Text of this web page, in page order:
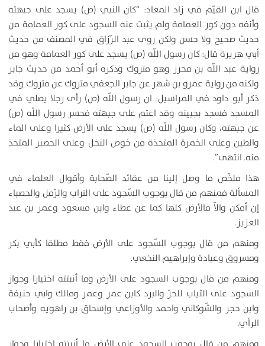
قال ابن القيّم في زاد المعاد: “كان النبي (ص) يسجد على جبهته
وأنفه دون كور العمامة ولم يثبت عنه السجود على كور العمامة من
حديث صحيح ولا حسن ولكن روى عبد الرّزاق في المصنف من حديث
أبي هريرة قال: كان رسول اللّه (ص) يسجد على كور العمامة وهو من
رواية عبد اللّه بن محرز وهو متروك وذكره أبو أحمد من حديث جابر
ولكنه من رواية عمرو بن شهر عن جابر الجعفي متروك عن متروك وقد
ذكر أبو داود في المراسيل: ان رسول اللّه (ص) رأى رجلا يصلي في
المسجد فسجد بجبينه وقد اعتم على جبهته فحسر رسول اللّه (ص)
عن جبهته، وكان رسول اللّه (ص) يسجد على الأرض كثيرا وعلى الماء
والطين وعلى الخمرة المتخذة من خوص النخل وعلى الحصير المتخذ
منه. انتهى”.
هذا ملخّص ما وصل إلينا من عقائد الصّحابة وأقوال العلماء في
المسألة فمنهم من قال بوجوب السّجود على التراب والرّمل والحصباء
إن أمكن والاّ فالأرض كلها كما عن عطاء وابن مسعود وعمر بن عبد
العزيز.
ومنهم من قال بوجوب السّجود على الأرض فقط مطلقا كأبي بكر
ومسروق وعبادة وإبراهيم النخعي.
ومنهم من قال بوجوب السجود على الأرض وما أنبتته اختيارا وجواز
السجود على الثياب للحرّ والبرد كابن عمر وعمر ومالك وابي حنيفة
وابن حجر والشّوكاني واحمد والأوزاعي وإسحاق بن راهويه وأصحاب
الرأي.